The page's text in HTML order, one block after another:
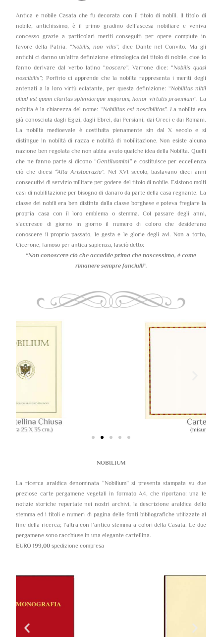
Antica e nobile Casata che fu decorata con il titolo di nobili. Il titolo di
nobile, antichissimo, è il primo gradino dell’ascesa nobiliare e veniva
concesso grazie a particolari meriti conseguiti per opere compiute in
favore della Patria. “Nobilis, non vilis”, dice Dante nel Convito. Ma gli
antichi ci danno un’altra definizione etimologica del titolo di nobile, cioè lo
fanno derivare dal verbo latino “noscere”. Varrone dice: “Nobilis quasi
noscibilis”; Porfirio ci apprende che la nobiltà rappresenta i meriti degli
antenati a la loro virtù eclatante, per questa definizione: “Nobilitas nihil
aliud est quam claritas splendorque majorum, honor virtutis praemium”. La
nobilta è la chiarezza del nome: “Nobilitas est noscibilitas”. La nobiltà era
già conosciuta dagli Egizi, dagli Ebrei, dai Persiani, dai Greci e dai Romani.
La nobiltà medioevale è costituita pienamente sin dal X secolo e si
distingue in nobiltà di razza e nobiltà di nobilitazione. Non esiste alcuna
nazione ben regolata che non abbia avuto qualche idea della Nobiltà. Quelli
che ne fanno parte si dicono “Gentiluomini”e costituisce per eccellenza
ciò che dicesi “Alta Aristocrazia”. Nel XVI secolo, bastavano dieci anni
consecutivi di servizio militare per godere del titolo di nobile. Esistono molti
casi di nobilitazione per bisogno di danaro da parte della casa regnante. La
classe dei nobili era ben distinta dalla classe borghese e poteva fregiare la
propria casa con il loro emblema o stemma. Col passare degli anni,
s’accresce di giorno in giorno il numero di coloro che desiderano
conoscere il proprio passato, le gesta e le glorie degli avi. Non a torto,
Cicerone, famoso per antica sapienza, lasciò detto:
“Non conoscere ciò che accadde prima che nascessimo, è come
rimanere sempre fanciulli”.
NOBILIUM
La ricerca araldica denominata “Nobilium” si presenta stampata su due
preziose carte pergamene vegetali in formato A4, che riportano: una le
notizie storiche repertate nei nostri archivi, la descrizione araldica dello
stemma ed i titoli e numeri di pagina delle fonti bibliografiche utilizzate al
fine della ricerca; l’altra con l’antico stemma a colori della Casata. Le due
pergamene sono racchiuse in una elegante cartellina.
EURO 199,00 spedizione compresa